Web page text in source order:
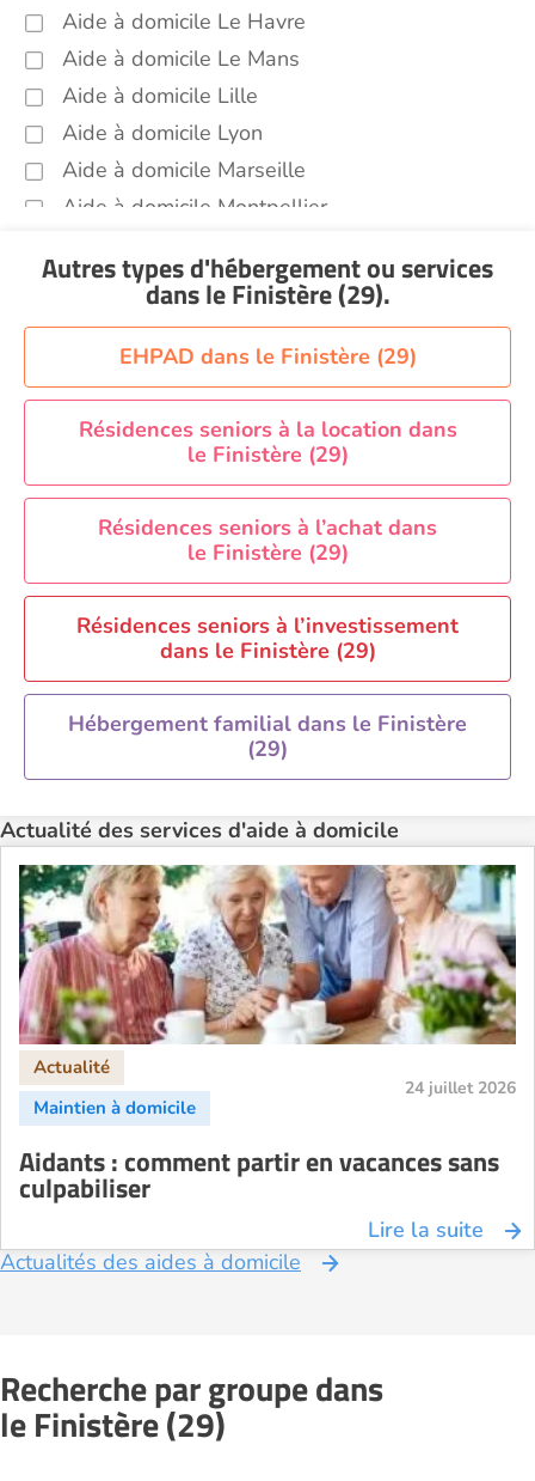
Aide à domicile Le Havre
Aide à domicile Le Mans
Aide à domicile Lille
Aide à domicile Lyon
Aide à domicile Marseille
Aide à domicile Montpellier
Aide à domicile Nice
Aide à domicile Orléans
Aide à domicile Paris
Aide à domicile Perpignan
Aide à domicile Rennes
Aide à domicile Saint-Etienne
Aide à domicile Toulouse
Recherche par ville
Autres types d'hébergement ou services
dans le Finistère (29).
EHPAD dans le Finistère (29)
Résidences seniors à la location dans
le Finistère (29)
Résidences seniors à l’achat dans
le Finistère (29)
Résidences seniors à l’investissement
dans le Finistère (29)
Hébergement familial dans le Finistère
(29)
Actualité des services d'aide à domicile
24 juillet 2026
Aidants : comment partir en vacances sans
culpabiliser
Lire la suite
Actualités des aides à domicile
Recherche par groupe dans
le Finistère (29)